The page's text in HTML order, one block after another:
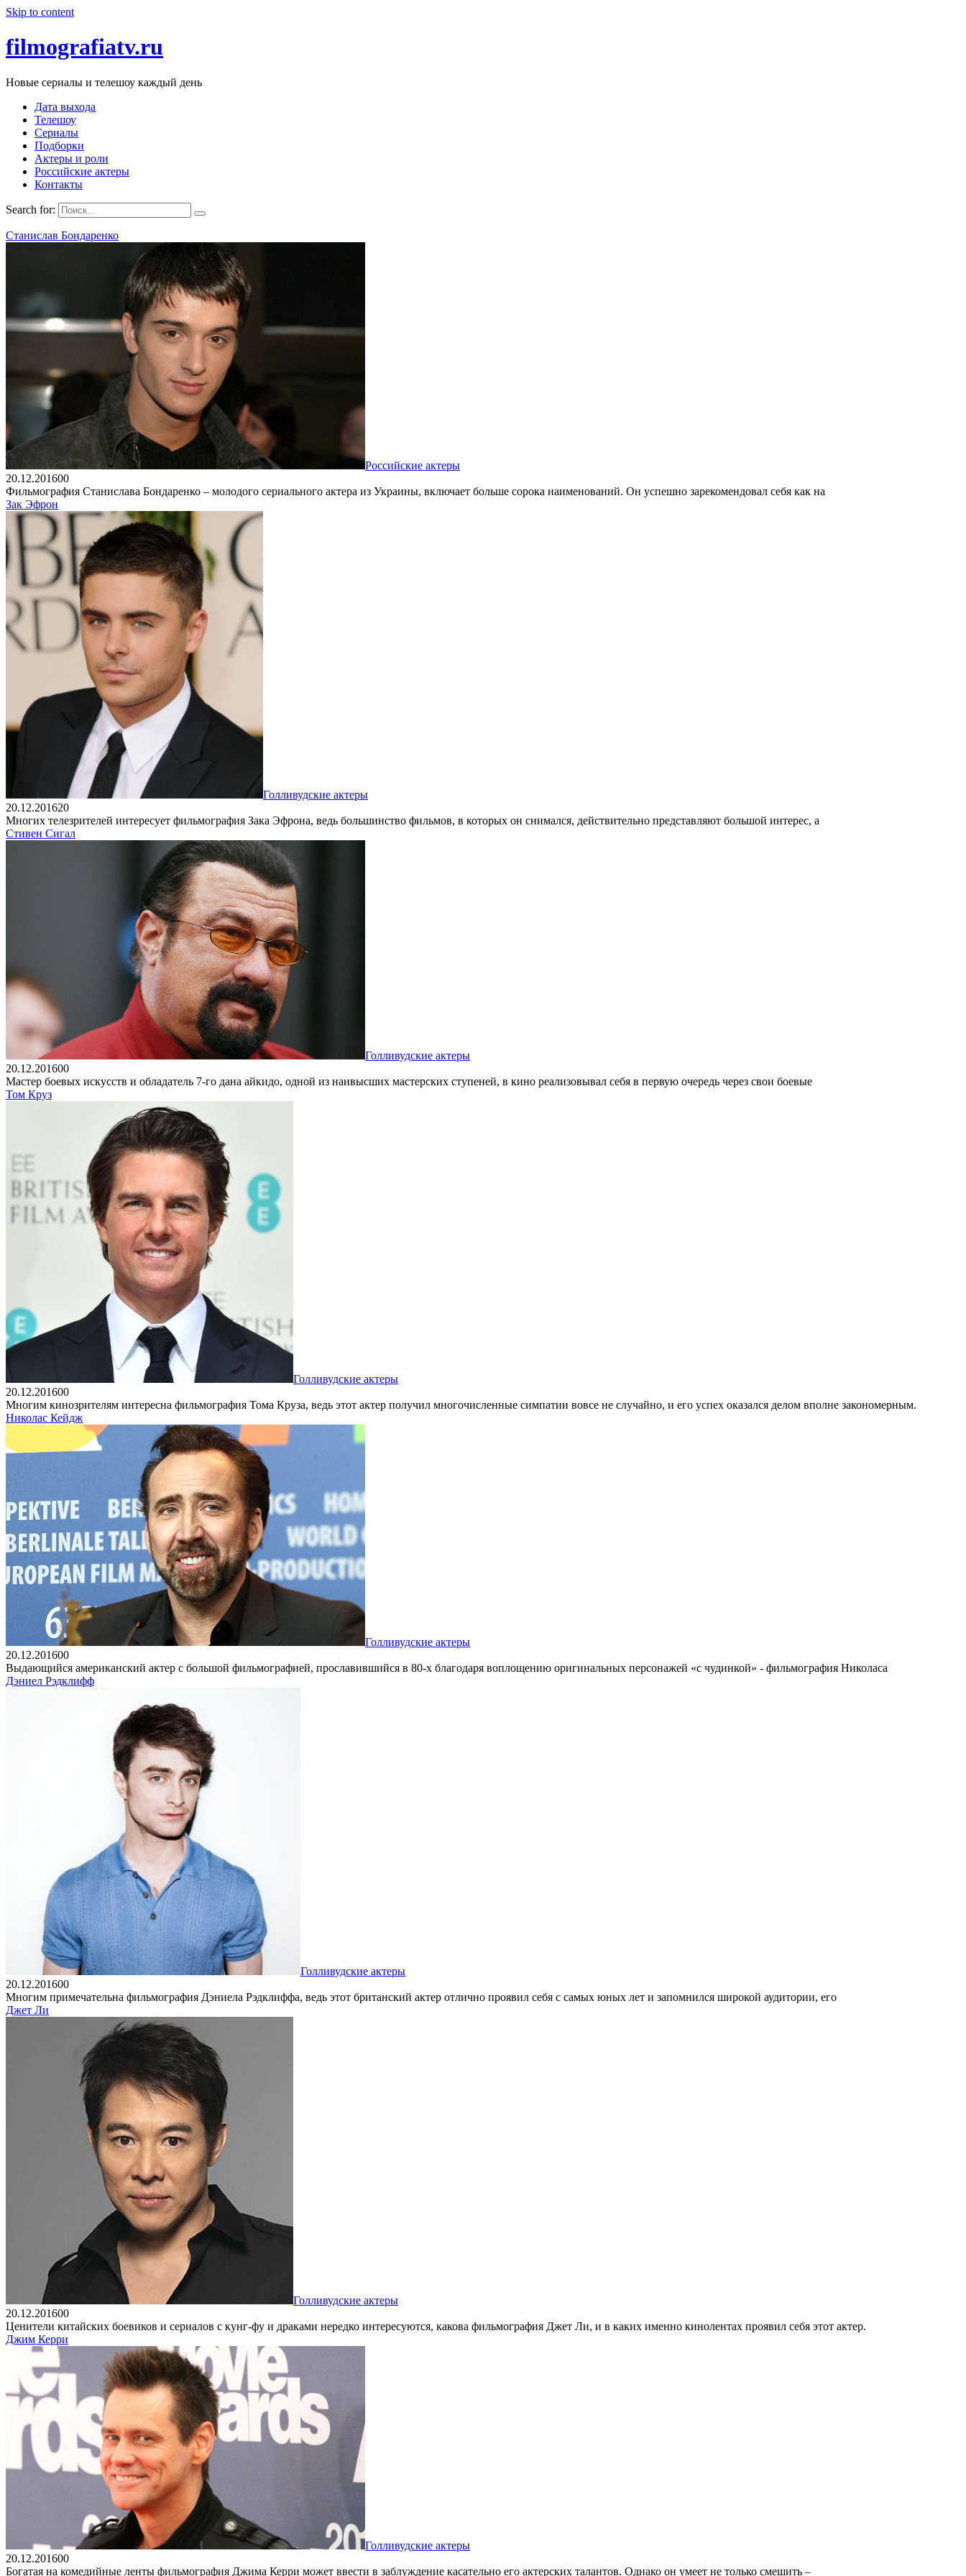
Skip to content
filmografiatv.ru
Новые сериалы и телешоу каждый день
Дата выхода
Телешоу
Сериалы
Подборки
Актеры и роли
Российские актеры
Контакты
Search for:
Станислав Бондаренко
Российские актеры
20.12.201600
Фильмография Станислава Бондаренко – молодого сериального актера из Украины, включает больше сорока наименований. Он успешно зарекомендовал себя как на
Зак Эфрон
Голливудские актеры
20.12.201620
Многих телезрителей интересует фильмография Зака Эфрона, ведь большинство фильмов, в которых он снимался, действительно представляют большой интерес, а
Стивен Сигал
Голливудские актеры
20.12.201600
Мастер боевых искусств и обладатель 7-го дана айкидо, одной из наивысших мастерских ступеней, в кино реализовывал себя в первую очередь через свои боевые
Том Круз
Голливудские актеры
20.12.201600
Многим кинозрителям интересна фильмография Тома Круза, ведь этот актер получил многочисленные симпатии вовсе не случайно, и его успех оказался делом вполне закономерным.
Николас Кейдж
Голливудские актеры
20.12.201600
Выдающийся американский актер с большой фильмографией, прославившийся в 80-х благодаря воплощению оригинальных персонажей «с чудинкой» - фильмография Николаса
Дэниел Рэдклифф
Голливудские актеры
20.12.201600
Многим примечательна фильмография Дэниела Рэдклиффа, ведь этот британский актер отлично проявил себя с самых юных лет и запомнился широкой аудитории, его
Джет Ли
Голливудские актеры
20.12.201600
Ценители китайских боевиков и сериалов с кунг-фу и драками нередко интересуются, какова фильмография Джет Ли, и в каких именно кинолентах проявил себя этот актер.
Джим Керри
Голливудские актеры
20.12.201600
Богатая на комедийные ленты фильмография Джима Керри может ввести в заблуждение касательно его актерских талантов. Однако он умеет не только смешить –